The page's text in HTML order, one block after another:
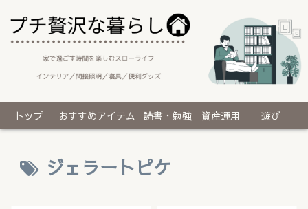
トップ おすすめアイテム 読書・勉強 資産運用 遊び
ジェラートピケ